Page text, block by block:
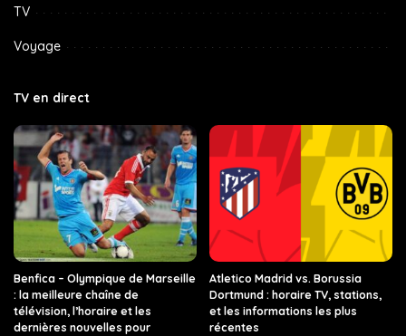
TV
Voyage
TV en direct
Benfica – Olympique de Marseille
: la meilleure chaîne de
télévision, l’horaire et les
dernières nouvelles pour
Atletico Madrid vs. Borussia
Dortmund : horaire TV, stations,
et les informations les plus
récentes